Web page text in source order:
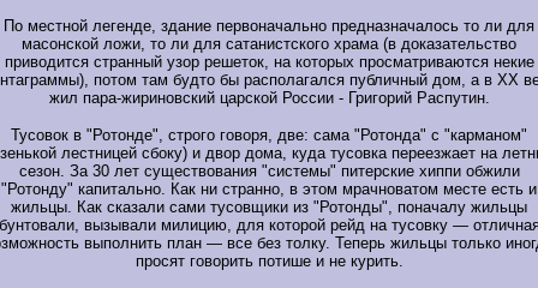
По местной легенде, здание первоначально предназначалось то ли для
масонской ложи, то ли для сатанистского храма (в доказательство
приводится странный узор решеток, на которых просматриваются некие
потом там будто бы располагался публичный дом, а в ХХ
жил пара-жириновский царской России - Григорий Распутин.
Тусовок в "Ротонде", строго говоря, две: сама "Ротонда" с "карманом"
лестницей сбоку) и двор дома, куда тусовка переезжает на
сезон. За 30 лет существования "системы" питерские хиппи обжили
"Ротонду" капитально. Как ни странно, в этом мрачноватом месте есть и
жильцы. Как сказали сами тусовщики из "Ротонды", поначалу жильцы
бунтовали, вызывали милицию, для которой рейд на тусовку —
выполнить план — все без толку. Теперь жильцы только
просят говорить потише и не курить.